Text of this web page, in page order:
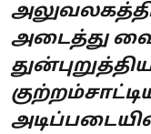
அடைத்து